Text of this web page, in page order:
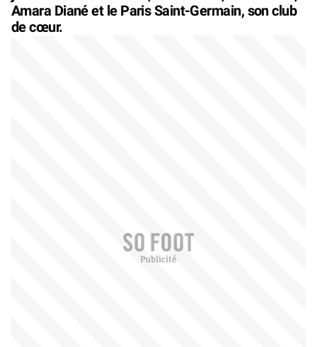
Amara Diané et le Paris Saint-Germain, son club
de cœur.